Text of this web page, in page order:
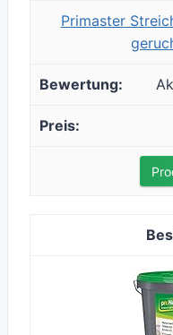
Primaster